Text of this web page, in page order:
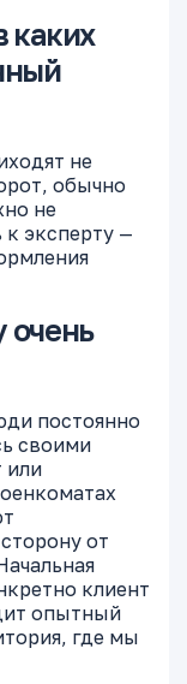
каких
не
обычно
не
к эксперту —
очень
постоянно
своими
или
от
клиент
опытный
где мы